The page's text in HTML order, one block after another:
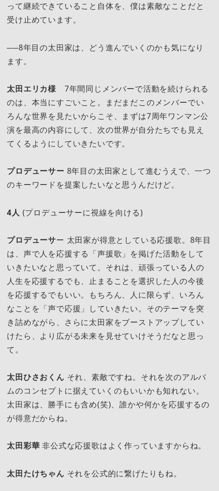
って継続できていること自体を、僕は素敵なことだと
受け止めています。
──8年目の太田家は、どう進んでいくのかも気になり
ます。
太田エリカ様 7年間同じメンバーで活動を続けられる
のは、本当にすごいこと。まだまだこのメンバーでい
ろんな世界を見たいからこそ、まずは7周年ワンマン公
演を最高の内容にして、次の世界が自分たちでも見え
てくるようにしていきたいです。
プロデューサー 8年目の太田家として進むうえで、一つ
のキーワードを提案したいなと思うんだけど。
4人 (プロデューサーに視線を向ける)
プロデューサー 太田家が得意としている応援歌。8年目
は、声で人を応援する「声援歌」を掲げた活動をして
いきたいなと思っていて。それは、頑張っている人の
人生を応援するでも、止まることを選択した人の今後
を応援するでもいい。もちろん、人に限らず、いろん
なことを「声で応援」していきたい。そのテーマを突
き詰めながら、さらに太田家をブーストアップしてい
けたら、より広がる未来を見せていけそうだなと思っ
て。
太田ひさおくん それ、素敵ですね。それを次のアルバ
ムのコンセプトに据えていくのもいいかも知れない。
太田家は、勝手にも含め(笑)、誰かや何かを応援するの
が得意だからね。
太田彩華 非公式な応援歌はよく作っていますからね。
太田たけちゃん それを公式的に繋げたりもね。